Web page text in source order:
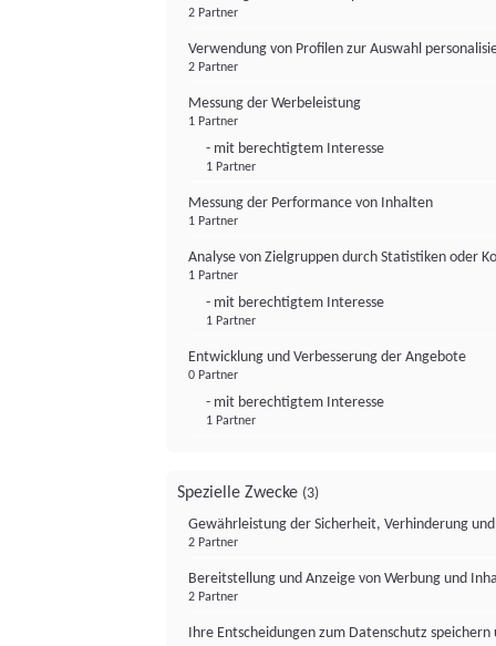
2 Partner
Verwendung von Profilen zur Auswahl
2 Partner
Messung der Werbeleistung
1 Partner
- mit berechtigtem Interesse
1 Partner
Messung der Performance von Inhalten
1 Partner
Analyse von Zielgruppen durch Statistiken oder
1 Partner
- mit berechtigtem Interesse
1 Partner
Entwicklung und Verbesserung der Angebote
0 Partner
- mit berechtigtem Interesse
1 Partner
Spezielle Zwecke (3)
Gewährleistung der Sicherheit, Verhinderung
2 Partner
Bereitstellung und Anzeige von Werbung und
2 Partner
Ihre Entscheidungen zum Datenschutz